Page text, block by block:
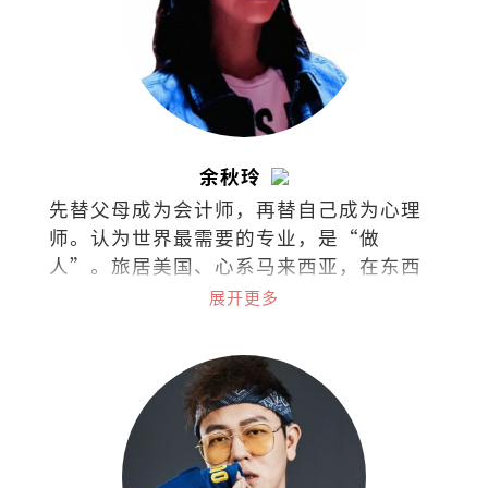
余秋玲
先替父母成为会计师，再替自己成为心理
师。认为世界最需要的专业，是“做
人”。旅居美国、心系马来西亚，在东西
文化间拉扯。试着把拉扯化成视野，把矛
展开更多